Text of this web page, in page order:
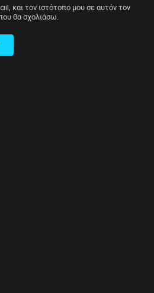
και τον ιστότοπο μου σε αυτόν τον
θα σχολιάσω.